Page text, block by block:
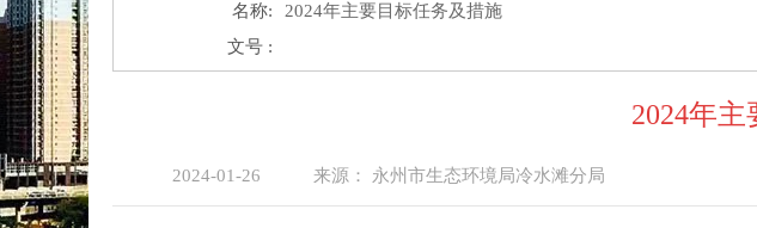
名称:
2024年主要目标任务及措施
文号 :
2024年
2024-01-26 来源： 永州市生态环境局冷水滩分局